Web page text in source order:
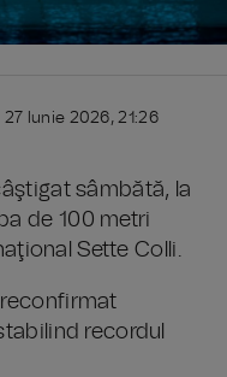
Iunie 2026, 21:26
sâmbătă, la
de 100 metri
Sette Colli.
recordul